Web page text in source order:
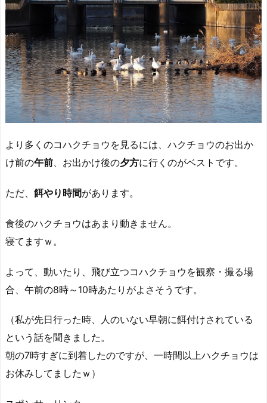
より多くのコハクチョウを見るには、ハクチョウのお出か
け前の午前、お出かけ後の夕方に行くのがベストです。
ただ、 餌やり時間があります。
食後のハクチョウはあまり動きません。
寝てますｗ。
よって、動いたり、飛び立つコハクチョウを観察・撮る場
合、午前の8時～10時あたりがよさそうです。
（私が先日行った時、人のいない早朝に餌付けされている
という話を聞きました。
朝の7時すぎに到着したのですが、一時間以上ハクチョウは
お休みしてましたｗ）